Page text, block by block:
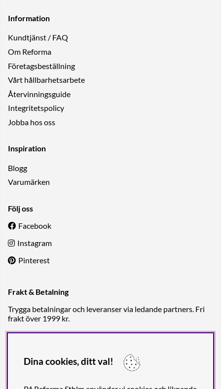
Information
Kundtjänst / FAQ
Om Reforma
Företagsbeställning
Vårt hållbarhetsarbete
Återvinningsguide
Integritetspolicy
Jobba hos oss
Inspiration
Blogg
Varumärken
Följ oss
Facebook
Instagram
Pinterest
Frakt & Betalning
Trygga betalningar och leveranser via ledande partners. Fri
frakt över 1999 kr.
Dina cookies, ditt val!